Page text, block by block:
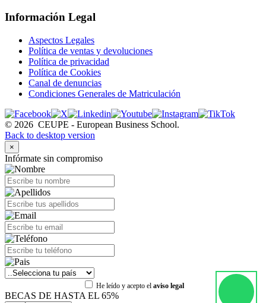
Información Legal
Aspectos Legales
Política de ventas y devoluciones
Política de privacidad
Política de Cookies
Canal de denuncias
Condiciones Generales de Matriculación
© 2026 CEUPE - European Business School.
Back to desktop version
×
Infórmate sin compromiso
He leído y acepto el aviso legal
BECAS DE HASTA EL 65%